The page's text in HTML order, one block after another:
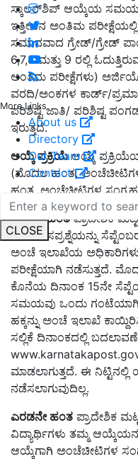
More Links
About us
Directory
Our Team
Contact
CLOSE
ಸ್ಕಾಲರ್‌ಶಿಪ್ ಆಯ್ಕೆಯ
ಇತ್ತೀಚಿನ ಅಂತಿಮ
ಸಮಾನವಾದ ಗ್ರೇಡ್/ಗ್ರೇಡ್
6,7,8 ಮತ್ತು 9 ರಲ್ಲಿ
ಅಂತಿಮ ಪರೀಕ್ಷೆಗಳು)
ವರದಿ/ಅಂಕಗಳ ಕಾರ್ಡ್/
ಪರಿಶಿಷ್ಟ ಜಾತಿ/ ಪರಿಶಿಷ್ಟ
ಇರುತ್ತದೆ.
ಆಯ್ಕೆ ಪ್ರಕ್ರಿಯೆಆಯ್ಕೆ
(ಮೊದಲ ಹಂತ, ಅಂಚೆಚೀಟಿಗಳ
ಹಂತ, ಅಂಚೆಚೀಟಿಗಳ
ಮೊದಲ ಹಂತ ಪ್ರಾದೇಶಿಕ
ಲಿಖಿತ ರಸಪ್ರಶ್ನೆಯನ್ನು
ಅಂಚೆ ಇಲಾಖೆಯ ಅಧಿಕಾರಿಗಳು
ಪರೀಕ್ಷೆಯಾಗಿ ನಡೆಸುತ್ತದೆ.
ಕೊನೆಯ ದಿನಾಂಕ 15ನೇ
ಸಮಯವು ಒಂದು
ಹಕ್ಕನ್ನು ಅಂಚೆ ಇಲಾಖೆ
ಸಲ್ಲಿಕೆ ದಿನಾಂಕದಲ್ಲಿ ಬದಲಾವಣೆ
ಮಾಡಲಾಗುತ್ತದೆ. ಈ
ನಡೆಸಲಾಗುವುದಿಲ್ಲ.
ಎರಡನೇ ಹಂತ ಪ್ರಾದೇಶಿಕ
ವಿದ್ಯಾರ್ಥಿಗಳು ತಮ್ಮ
ಆಯ್ಕೆಗಾಗಿ ಅಂಚೆಚೀಟಿಗಳ